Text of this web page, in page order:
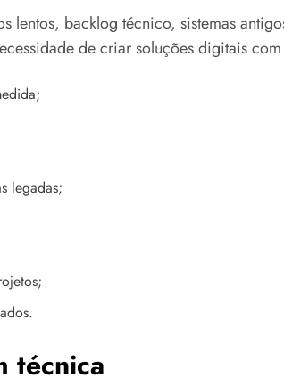
lentos, backlog técnico, sistemas
de criar soluções digitais
legadas;
técnica